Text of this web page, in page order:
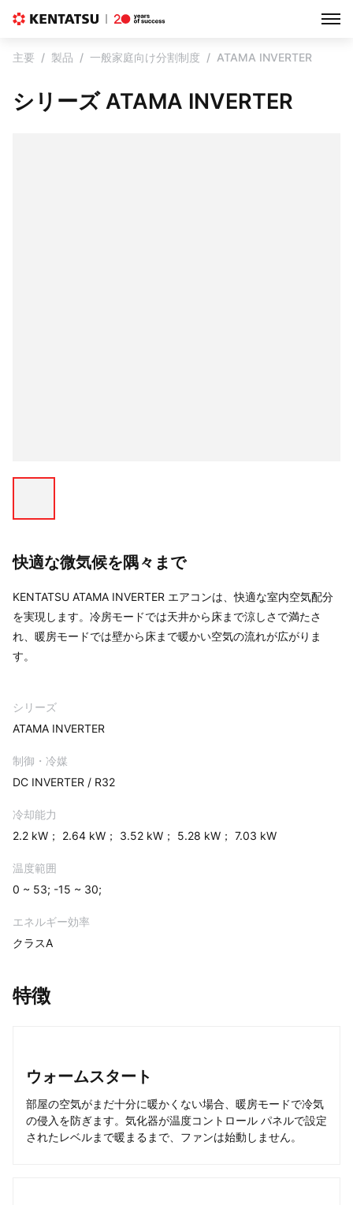
主要 製品 一般家庭向け分割制度 ATAMA INVERTER
シリーズ ATAMA INVERTER
快適な微気候を隅々まで
KENTATSU ATAMA INVERTER エアコンは、快適な室内空気配分
を実現します。冷房モードでは天井から床まで涼しさで満たさ
れ、暖房モードでは壁から床まで暖かい空気の流れが広がりま
す。
シリーズ
ATAMA INVERTER
制御・冷媒
DC INVERTER / R32
冷却能力
2.2 kW； 2.64 kW； 3.52 kW； 5.28 kW； 7.03 kW
温度範囲
0 ~ 53; -15 ~ 30;
エネルギー効率
クラスA
特徴
ウォームスタート
部屋の空気がまだ十分に暖かくない場合、暖房モードで冷気
の侵入を防ぎます。気化器が温度コントロール パネルで設定
されたレベルまで暖まるまで、ファンは始動しません。